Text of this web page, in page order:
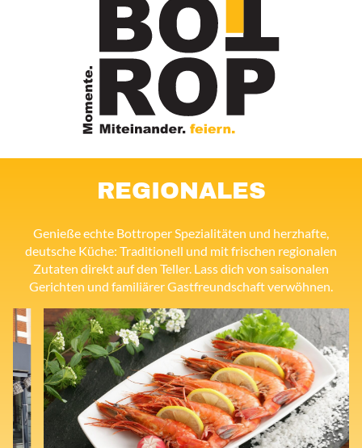
REGIONALES
Genieße echte Bottroper Spezialitäten und herzhafte,
deutsche Küche: Traditionell und mit frischen regionalen
Zutaten direkt auf den Teller. Lass dich von saisonalen
Gerichten und familiärer Gastfreundschaft verwöhnen.